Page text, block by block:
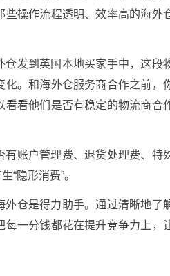
操作流程透明、效率高的海外
发到英国本地买家手中，这段
。和海外仓服务商合作之前，
看他们是否有稳定的物流商合
账户管理费、退货处理费、特
“隐形消费”。
仓是得力助手。通过清晰地了
一分钱都花在提升竞争力上，